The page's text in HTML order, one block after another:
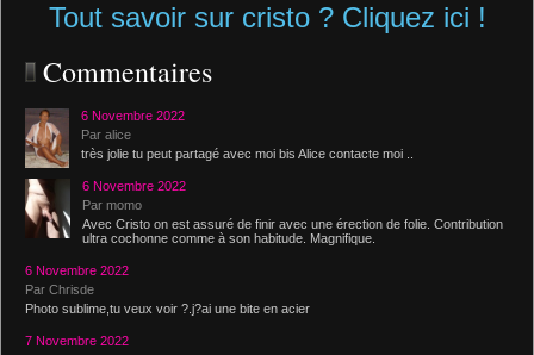
Tout savoir sur cristo ? Cliquez ici !
Commentaires
6 Novembre 2022
Par alice
très jolie tu peut partagé avec moi bis Alice contacte moi ..
6 Novembre 2022
Par momo
Avec Cristo on est assuré de finir avec une érection de folie. Contribution
ultra cochonne comme à son habitude. Magnifique.
6 Novembre 2022
Par Chrisde
Photo sublime,tu veux voir ?.j?ai une bite en acier
7 Novembre 2022